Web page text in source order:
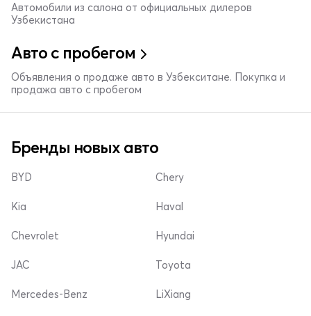
Автомобили из салона от официальных дилеров
Узбекистана
Авто с пробегом
Объявления о продаже авто в Узбекситане. Покупка и
продажа авто с пробегом
Бренды новых авто
BYD
Kia
Chevrolet
Chery
Haval
Hyundai
JAC
Mercedes-Benz
Toyota
LiXiang